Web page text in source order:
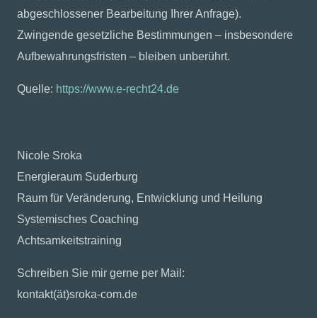
abgeschlossener Bearbeitung Ihrer Anfrage).
Zwingende gesetzliche Bestimmungen – insbesondere
Aufbewahrungsfristen – bleiben unberührt.
Quelle: https://www.e-recht24.de
Nicole Sroka
Energieraum Suderburg
Raum für Veränderung, Entwicklung und Heilung
Systemisches Coaching
Achtsamkeitstraining
Schreiben Sie mir gerne per Mail:
kontakt(ät)sroka-com.de